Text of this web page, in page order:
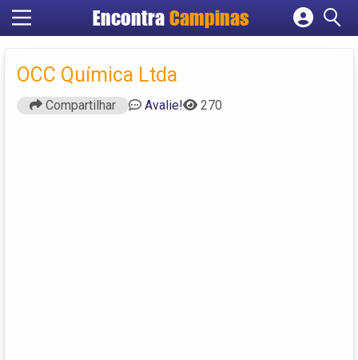
Encontra Campinas
Cadastrar empresa
Criar conta
OCC Química Ltda
Compartilhar Avalie! 270